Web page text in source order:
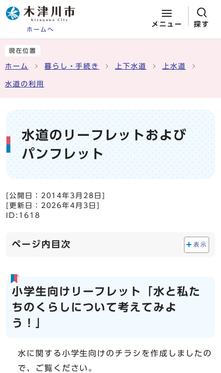
ホームへ
メニュー 探す
現在位置
ホーム 暮らし・手続き 上下水道 上水道
水道の利用
水道のリーフレットおよび
パンフレット
[公開日： 2014年3月28日
[更新日： 2026年4月3日
ID:1618
ページ内目次 表示
小学生向けリーフレット「水と私た
ちのくらしについて考えてみよ
う！」
水に関する小学生向けのチラシを作成しましたの
で、ご覧ください。